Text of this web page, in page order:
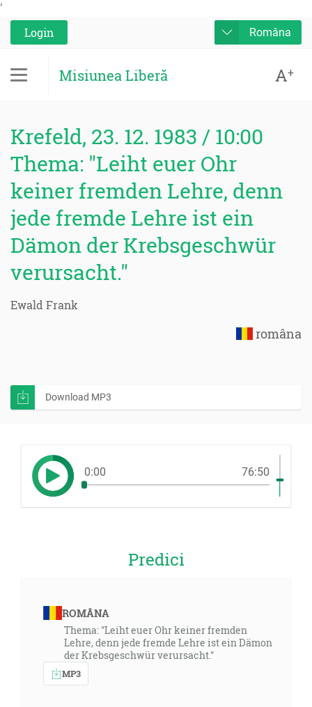
'
Login
Româna
Misiunea Liberă A+
Krefeld, 23. 12. 1983 / 10:00
Thema: "Leiht euer Ohr
keiner fremden Lehre, denn
jede fremde Lehre ist ein
Dämon der Krebsgeschwür
verursacht."
Ewald Frank
româna
Download MP3
0:00 76:50
Predici
ROMÂNA
Thema: "Leiht euer Ohr keiner fremden
Lehre, denn jede fremde Lehre ist ein Dämon
der Krebsgeschwür verursacht."
MP3